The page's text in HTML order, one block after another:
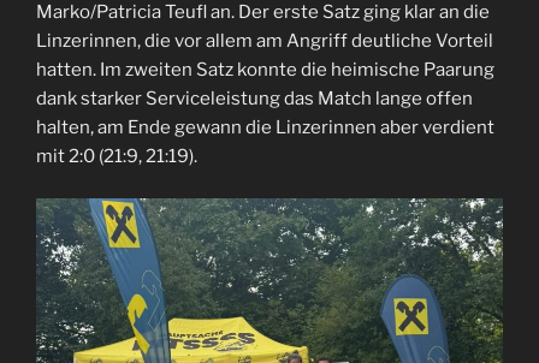
Marko/Patricia Teufl an. Der erste Satz ging klar an die
Linzerinnen, die vor allem am Angriff deutliche Vorteil
hatten. Im zweiten Satz konnte die heimische Paarung
dank starker Serviceleistung das Match lange offen
halten, am Ende gewann die Linzerinnen aber verdient
mit 2:0 (21:9, 21:19).